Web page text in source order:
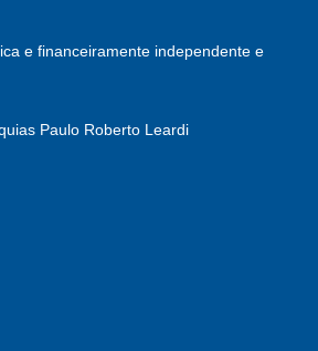
e financeiramente independente e
Paulo Roberto Leardi